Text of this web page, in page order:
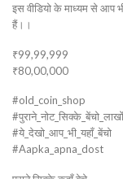
इस वीडियो के माध्यम से
हैं।।
₹99,99,999
₹80,00,000
#old_coin_shop
#ये_देखो_आप_भी_यहाँ_बेंचो
#Aapka_apna_dost